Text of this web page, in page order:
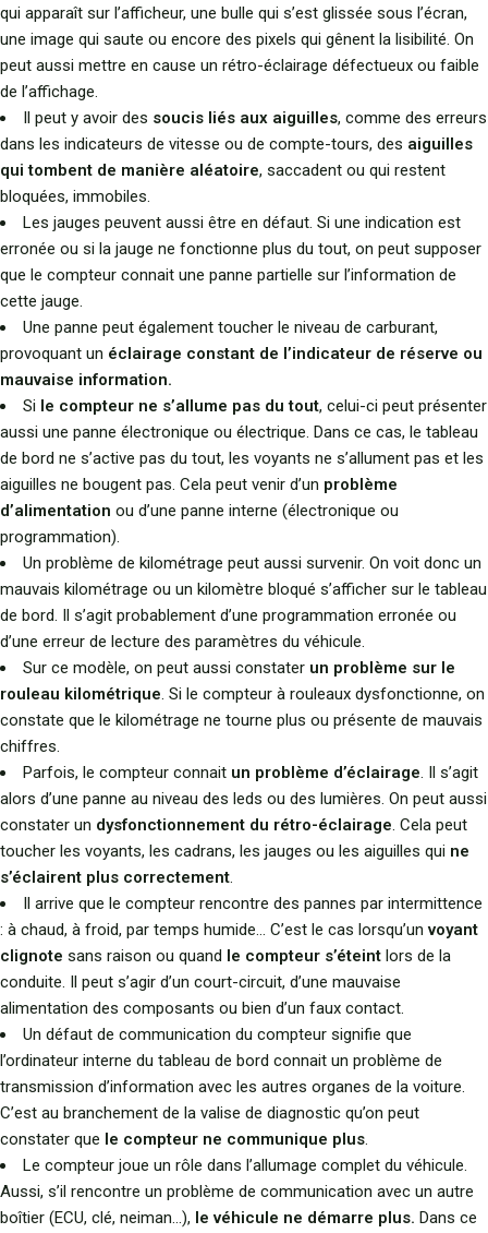
qui apparaît sur l’afficheur, une bulle qui s’est glissée sous l’écran,
une image qui saute ou encore des pixels qui gênent la lisibilité. On
peut aussi mettre en cause un rétro-éclairage défectueux ou faible
de l’affichage.
Il peut y avoir des soucis liés aux aiguilles, comme des erreurs
dans les indicateurs de vitesse ou de compte-tours, des aiguilles
qui tombent de manière aléatoire, saccadent ou qui restent
bloquées, immobiles.
Les jauges peuvent aussi être en défaut. Si une indication est
erronée ou si la jauge ne fonctionne plus du tout, on peut supposer
que le compteur connait une panne partielle sur l’information de
cette jauge.
Une panne peut également toucher le niveau de carburant,
provoquant un éclairage constant de l’indicateur de réserve ou
mauvaise information.
Si le compteur ne s’allume pas du tout, celui-ci peut présenter
aussi une panne électronique ou électrique. Dans ce cas, le tableau
de bord ne s’active pas du tout, les voyants ne s’allument pas et les
aiguilles ne bougent pas. Cela peut venir d’un problème
d’alimentation ou d’une panne interne (électronique ou
programmation).
Un problème de kilométrage peut aussi survenir. On voit donc un
mauvais kilométrage ou un kilomètre bloqué s’afficher sur le tableau
de bord. Il s’agit probablement d’une programmation erronée ou
d’une erreur de lecture des paramètres du véhicule.
Sur ce modèle, on peut aussi constater un problème sur le
rouleau kilométrique. Si le compteur à rouleaux dysfonctionne, on
constate que le kilométrage ne tourne plus ou présente de mauvais
chiffres.
Parfois, le compteur connait un problème d’éclairage. Il s’agit
alors d’une panne au niveau des leds ou des lumières. On peut aussi
constater un dysfonctionnement du rétro-éclairage. Cela peut
toucher les voyants, les cadrans, les jauges ou les aiguilles qui ne
s’éclairent plus correctement.
Il arrive que le compteur rencontre des pannes par intermittence
: à chaud, à froid, par temps humide… C’est le cas lorsqu’unvoyant
clignote sans raison ou quand le compteur s’éteint lors de la
conduite. Il peut s’agir d’un court-circuit, d’une mauvaise
alimentation des composants ou bien d’un faux contact.
Un défaut de communication du compteur signifie que
l’ordinateur interne du tableau de bord connait un problème de
transmission d’information avec les autres organes de la voiture.
C’est au branchement de la valise de diagnostic qu’on peut
constater que le compteur ne communique plus.
Le compteur joue un rôle dans l’allumage complet du véhicule.
Aussi, s’il rencontre un problème de communication avec un autre
boîtier (ECU, clé, neiman…), le véhicule ne démarre plus. Dans ce